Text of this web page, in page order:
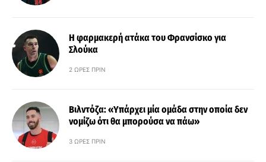
Η φαρμακερή ατάκα του Φρανσίσκο για
Σλούκα
2 ΏΡΕΣ ΠΡΙΝ
Βιλντόζα: «Υπάρχει μία ομάδα στην οποία δεν
νομίζω ότι θα μπορούσα να πάω»
3 ΏΡΕΣ ΠΡΙΝ